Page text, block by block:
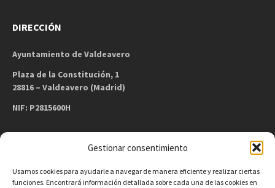
Gestionar consentimiento
Usamos cookies para ayudarle a navegar de manera eficiente y realizar ciertas
funciones. Encontrará información detallada sobre cada una de las cookies en
DIRECCIÓN
Ayuntamiento de Valdeavero
Plaza de la Constitución, 1
28816 – Valdeavero (Madrid)
NIF: P2815600H
Teléfono: 91 886 44 62